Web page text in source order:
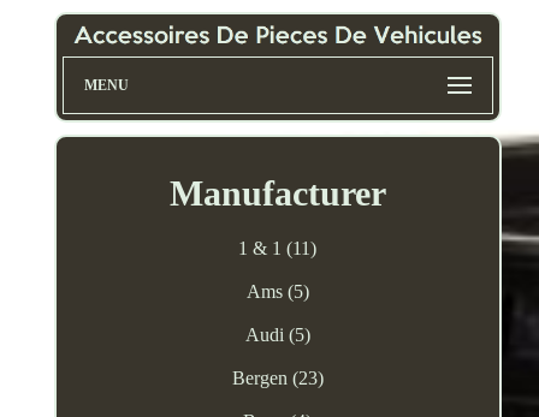
MENU
Manufacturer
1 & 1 (11)
Ams (5)
Audi (5)
Bergen (23)